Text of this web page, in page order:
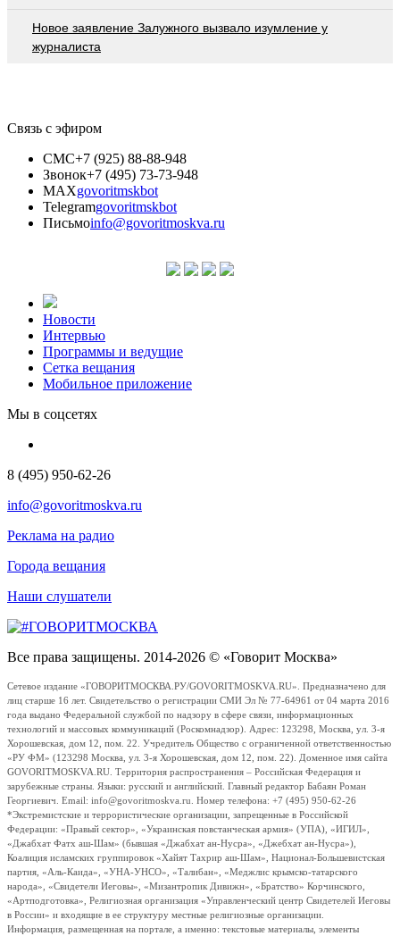
Новое заявление Залужного вызвало изумление у
журналиста
Связь с эфиром
СМС+7 (925) 88-88-948
Звонок+7 (495) 73-73-948
MAXgovoritmskbot
Telegramgovoritmskbot
Письмоinfo@govoritmoskva.ru
Новости
Интервью
Программы и ведущие
Сетка вещания
Мобильное приложение
Мы в соцсетях
8 (495) 950-62-26
info@govoritmoskva.ru
Реклама на радио
Города вещания
Наши слушатели
Все права защищены. 2014-2026 © «Говорит Москва»
Сетевое издание «ГОВОРИТМОСКВА.РУ/GOVORITMOSKVA.RU». Предназначено для
лиц старше 16 лет. Свидетельство о регистрации СМИ Эл № 77-64961 от 04 марта 2016
года выдано Федеральной службой по надзору в сфере связи, информационных
технологий и массовых коммуникаций (Роскомнадзор). Адрес: 123298, Москва, ул. 3-я
Хорошевская, дом 12, пом. 22. Учредитель Общество с ограниченной ответственностью
«РУ ФМ» (123298 Москва, ул. 3-я Хорошевская, дом 12, пом. 22). Доменное имя сайта
GOVORITMOSKVA.RU. Территория распространения – Российская Федерация и
зарубежные страны. Языки: русский и английский. Главный редактор Бабаян Роман
Георгиевич. Email: info@govoritmoskva.ru. Номер телефона: +7 (495) 950-62-26
*Экстремистские и террористические организации, запрещенные в Российской
Федерации: «Правый сектор», «Украинская повстанческая армия» (УПА), «ИГИЛ»,
«Джабхат Фатх аш-Шам» (бывшая «Джабхат ан-Нусра», «Джебхат ан-Нусра»),
Коалиция исламских группировок «Хайят Тахрир аш-Шам», Национал-Большевистская
партия, «Аль-Каида», «УНА-УНСО», «Талибан», «Меджлис крымско-татарского
народа», «Свидетели Иеговы», «Мизантропик Дивижн», «Братство» Корчинского,
«Артподготовка», Религиозная организация «Управленческий центр Свидетелей Иеговы
в России» и входящие в ее структуру местные религиозные организации.
Информация, размещенная на портале, а именно: текстовые материалы, элементы